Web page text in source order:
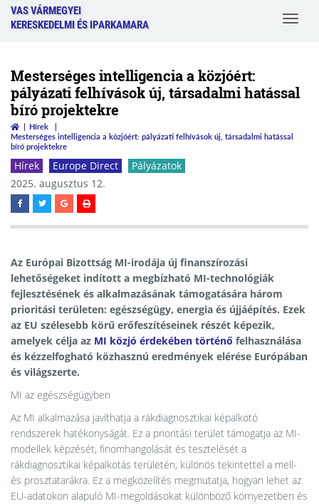
VAS VÁRMEGYEI
KERESKEDELMI ÉS IPARKAMARA
Toggle
Mesterséges intelligencia a közjóért:
pályázati felhívások új, társadalmi hatással
bíró projektekre
Hírek
Mesterséges intelligencia a közjóért: pályázati felhívások új, társadalmi hatással
bíró projektekre
Hírek Europe Direct
Pályázatok
2025. augusztus 12.
Az Európai Bizottság MI-irodája új finanszírozási
lehetőségeket indított a megbízható MI-technológiák
fejlesztésének és alkalmazásának támogatására három
prioritási területen: egészségügy, energia és újjáépítés. Ezek
az EU szélesebb körű erőfeszítéseinek részét képezik,
amelyek célja az MI közjó érdekében történő felhasználása
és kézzelfogható közhasznú eredmények elérése Európában
és világszerte.
MI az egészségügyben
Az MI alkalmazása javíthatja a rákdiagnosztikai képalkotó
rendszerek hatékonyságát. Ez a prioritási terület támogatja az MI-
modellek képzését, finomhangolását és tesztelését a
rákdiagnosztikai képalkotás területén, különös tekintettel a mell-
és prosztatarákra. Ez a megközelítés megmutatja, hogyan lehet az
EU-adatokon alapuló MI-megoldásokat különböző környezetben és